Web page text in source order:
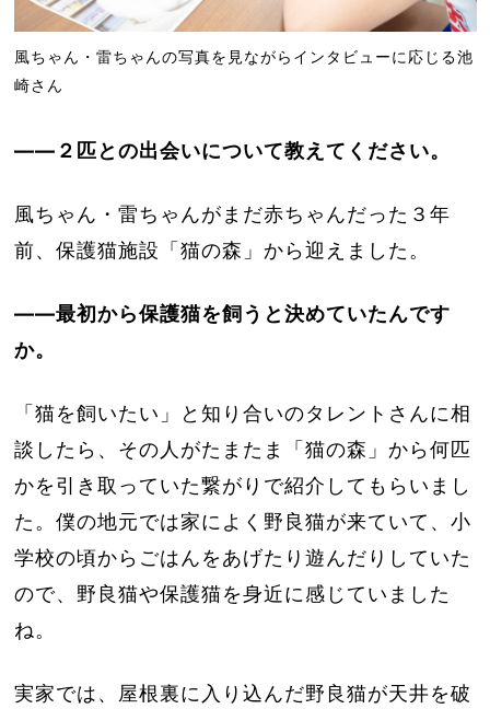
風ちゃん・雷ちゃんの写真を見ながらインタビューに応じる池
崎さん
――２匹との出会いについて教えてください。
風ちゃん・雷ちゃんがまだ赤ちゃんだった３年
前、保護猫施設「猫の森」から迎えました。
――最初から保護猫を飼うと決めていたんです
か。
「猫を飼いたい」と知り合いのタレントさんに相
談したら、その人がたまたま「猫の森」から何匹
かを引き取っていた繋がりで紹介してもらいまし
た。僕の地元では家によく野良猫が来ていて、小
学校の頃からごはんをあげたり遊んだりしていた
ので、野良猫や保護猫を身近に感じていました
ね。
実家では、屋根裏に入り込んだ野良猫が天井を破